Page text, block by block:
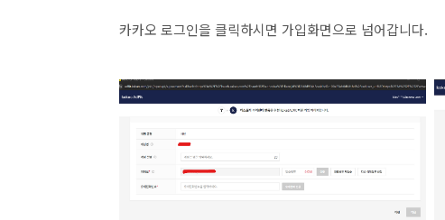
카카오 로그인을 클릭하시면 가입화면으로 넘어갑니다.